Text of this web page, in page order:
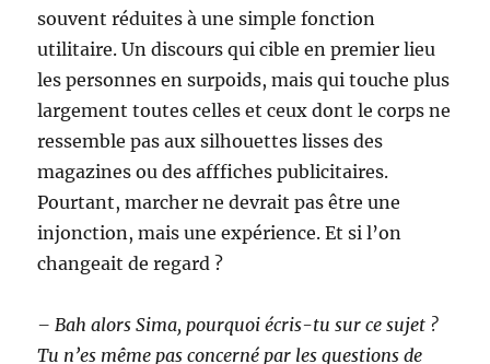
souvent réduites à une simple fonction
utilitaire. Un discours qui cible en premier lieu
les personnes en surpoids, mais qui touche plus
largement toutes celles et ceux dont le corps ne
ressemble pas aux silhouettes lisses des
magazines ou des afffiches publicitaires.
Pourtant, marcher ne devrait pas être une
injonction, mais une expérience. Et si l’on
changeait de regard ?
– Bah alors Sima, pourquoi écris-tu sur ce sujet ?
Tu n’es même pas concerné par les questions de